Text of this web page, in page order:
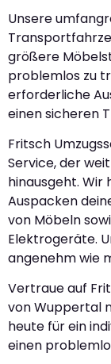
Unsere
größere
problemlos zu
erforderliche
einen sicheren
Fritsch
Service, der
hinausgeht. Wir
Auspacken
von Möbeln
Elektrogeräte.
angenehm wie
Vertraue auf
von Wuppertal
heute für ein
einen